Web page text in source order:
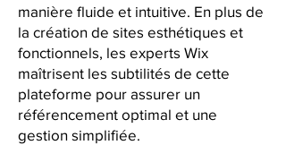
manière fluide et intuitive. En plus de
la création de sites esthétiques et
fonctionnels, les experts Wix
maîtrisent les subtilités de cette
plateforme pour assurer un
référencement optimal et une
gestion simplifiée.